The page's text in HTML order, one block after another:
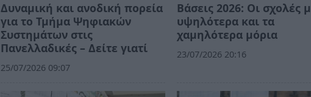
Δυναμική και ανοδική πορεία
για το Τμήμα Ψηφιακών
Συστημάτων στις
Πανελλαδικές – Δείτε γιατί
25/07/2026 09:07
Βάσεις 2026: Οι σχολές
υψηλότερα και τα
χαμηλότερα μόρια
23/07/2026 20:16